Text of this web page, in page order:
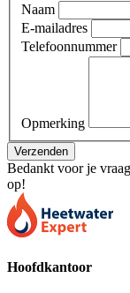
Naam
E-mailadres
Telefoonnummer
Opmerking
Verzenden
Bedankt voor je
op!
Hoofdkantoor